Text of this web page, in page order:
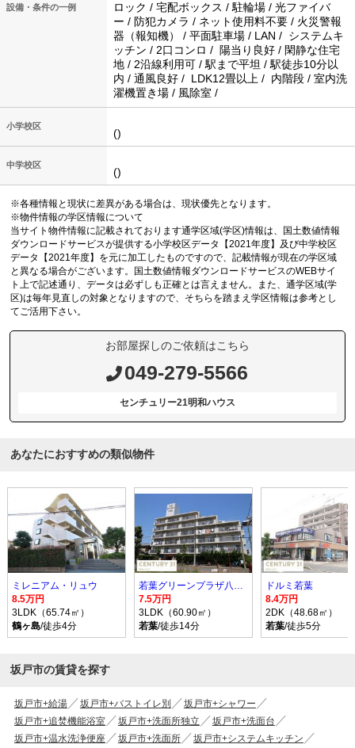
設備・条件の一例
ロック / 宅配ボックス / 駐輪場 / 光ファイバ
ー / 防犯カメラ / ネット使用料不要 / 火災警報
器（報知機） / 平面駐車場 / LAN / システムキ
ッチン / 2口コンロ / 陽当り良好 / 閑静な住宅
地 / 2沿線利用可 / 駅まで平坦 / 駅徒歩10分以
内 / 通風良好 / LDK12畳以上 / 内階段 / 室内洗
濯機置き場 / 風除室 /
小学校区
()
中学校区
()
※各種情報と現状に差異がある場合は、現状優先となります。
※物件情報の学区情報について
当サイト物件情報に記載されております通学区域(学区)情報は、国土数値情報
ダウンロードサービスが提供する小学校区データ【2021年度】及び中学校区
データ【2021年度】を元に加工したものですので、記載情報が現在の学区域
と異なる場合がございます。国土数値情報ダウンロードサービスのWEBサイ
ト上で記述通り、データは必ずしも正確とは言えません。また、通学区域(学
区)は毎年見直しの対象となりますので、そちらを踏まえ学区情報は参考とし
てご活用下さい。
お部屋探しのご依頼はこちら
049-279-5566
センチュリー21明和ハウス
あなたにおすすめの類似物件
ミレニアム・リュウ
8.5万円
3LDK（65.74㎡）
鶴ヶ島/徒歩4分
若葉グリーンプラザ八番館
7.5万円
3LDK（60.90㎡）
若葉/徒歩14分
ドルミ若葉
8.4万円
2DK（48.68㎡）
若葉/徒歩5分
坂戸市の賃貸を探す
坂戸市+給湯 坂戸市+バストイレ別
坂戸市+シャワー
坂戸市+追焚機能浴室
坂戸市+洗面所独立
坂戸市+洗面台
坂戸市+温水洗浄便座
坂戸市+洗面所
坂戸市+システムキッチン